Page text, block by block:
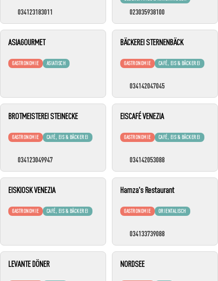
034123183011 023035938100
GASTRONOMIE ASIATISCH
ASIAGOURMET
GASTRONOMIE CAFÉ, EIS & BÄCKEREI
BÄCKEREI STERNENBÄCK
034142047045
GASTRONOMIE CAFÉ, EIS & BÄCKEREI
BROTMEISTEREI STEINECKE
034123049947
GASTRONOMIE CAFÉ, EIS & BÄCKEREI
EISCAFÉ VENEZIA
034142053088
GASTRONOMIE CAFÉ, EIS & BÄCKEREI
EISKIOSK VENEZIA
GASTRONOMIE ORIENTALISCH
Hamza's Restaurant
034133739088
LEVANTE DÖNER NORDSEE